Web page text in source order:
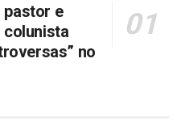
pastor e
no